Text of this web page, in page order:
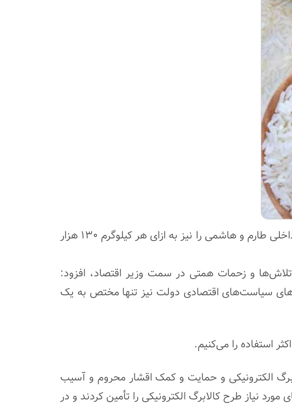
ستاد تنظیم بازار با حذف مالیات بر ارزش افزوده اقلام گوشتی بسته‌بندی، حداکثر قیمت مصرف‌کننده برنج داخلی طارم و هاشمی را نیز به ازای هر کیلوگرم ۱۳۰ هزار
تلاش‌ها و زحمات همتی در سمت وزیر اقتصاد، افزود:
سیاست‌های اقتصادی دولت نیز تنها مختص به یک
استفاده را می‌کنیم.
الکترونیکی و حمایت و کمک اقشار محروم و آسیب
نیاز طرح کالابرگ الکترونیکی را تأمین کردند و در